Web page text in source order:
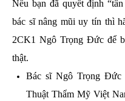
Nếu bạn đã quyết định
bác sĩ nâng mũi uy tín thì
2CK1 Ngô Trọng Đức để
thật.
Bác sĩ Ngô Trọng Đức
Thuật Thẩm Mỹ Việt